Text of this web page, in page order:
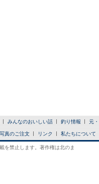
みんなのおいしい話 釣り情報 元
真のご注文 リンク 私たちについて
を禁止します。著作権は北のま